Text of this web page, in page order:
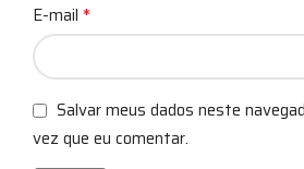
E-mail *
Salvar meus dados neste
vez que eu comentar.